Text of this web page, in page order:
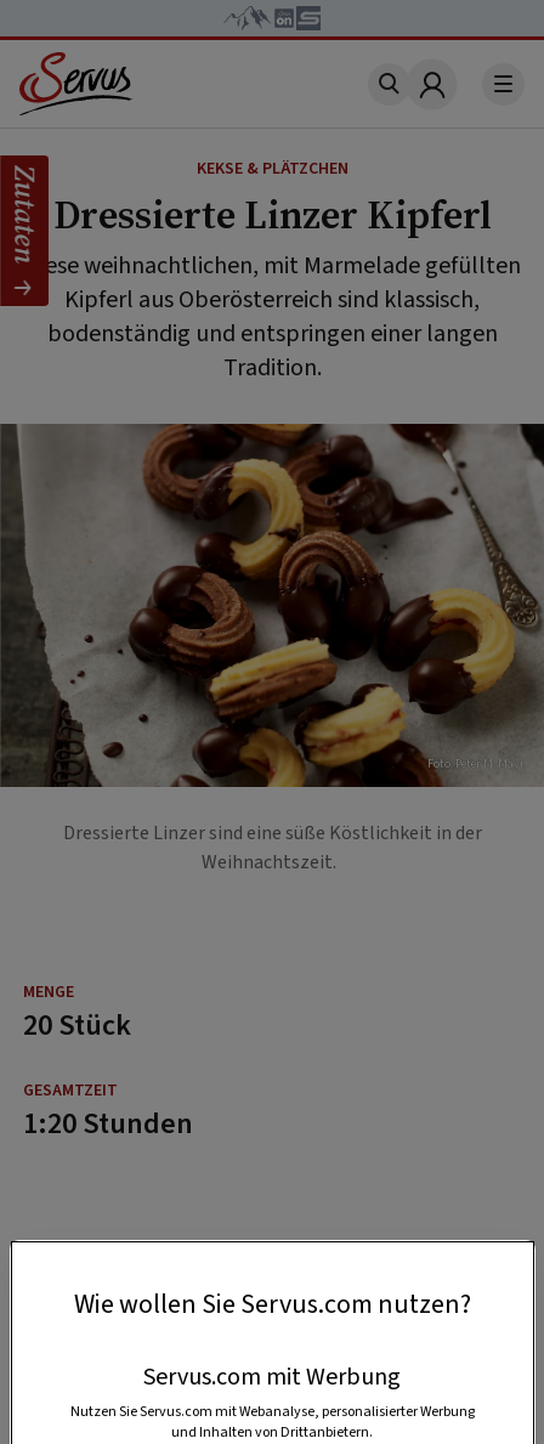
Account
KEKSE & PLÄTZCHEN
Dressierte Linzer Kipferl
Diese weihnachtlichen, mit Marmelade gefüllten
Kipferl aus Oberösterreich sind klassisch,
bodenständig und entspringen einer langen
Tradition.
Foto: Peter M. Mayr
Dressierte Linzer sind eine süße Köstlichkeit in der
Weihnachtszeit.
20 Stück
1:20 Stunden
Zutaten
Wie wollen Sie Servus.com nutzen?
Servus.com mit Werbung
Nutzen Sie Servus.com mit Webanalyse, personalisierter Werbung
und Inhalten von Drittanbietern.